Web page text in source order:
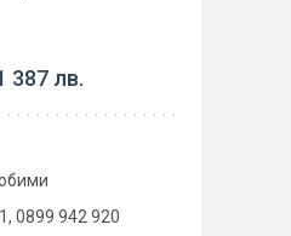
387 лв.
0899 942 920